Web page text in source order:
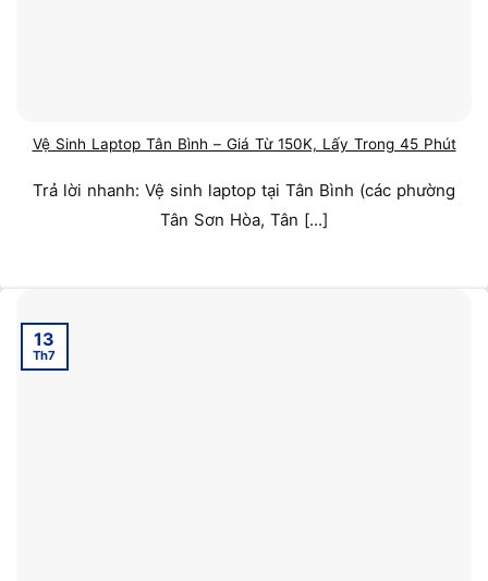
Vệ Sinh Laptop Tân Bình – Giá Từ 150K, Lấy Trong 45 Phút
Trả lời nhanh: Vệ sinh laptop tại Tân Bình (các phường
Tân Sơn Hòa, Tân [...]
13
Th7